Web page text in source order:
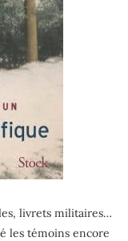
livrets militaires…
les témoins encore